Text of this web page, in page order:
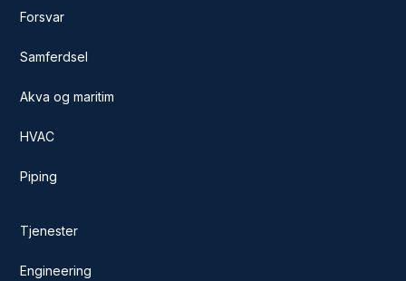
Forsvar
Samferdsel
Akva og maritim
HVAC
Piping
Tjenester
Engineering